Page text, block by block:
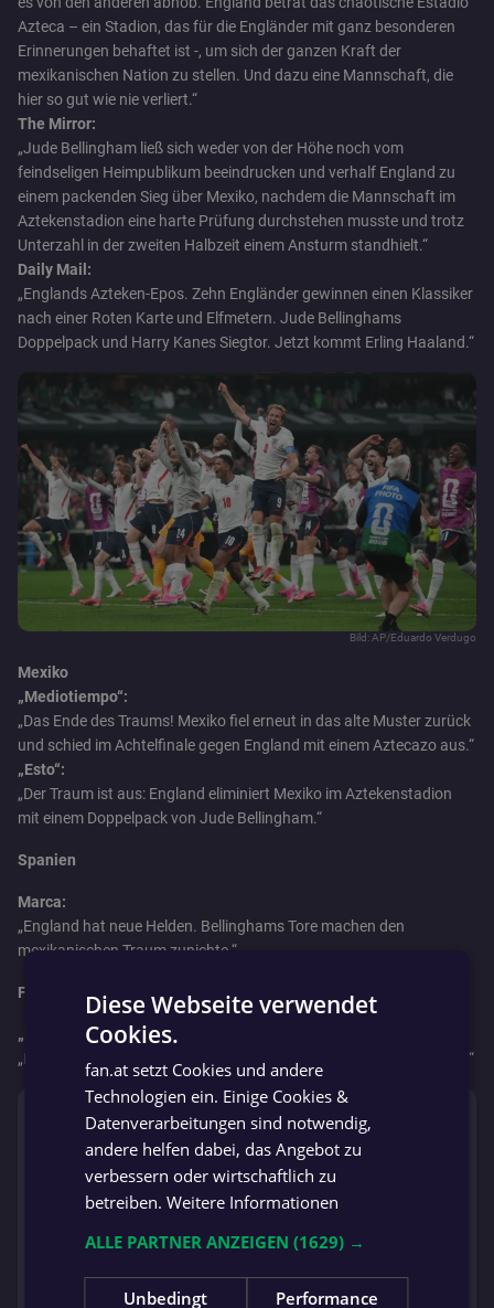
Azteca – ein Stadion, das für die Engländer mit ganz besonderen
Erinnerungen behaftet ist -, um sich der ganzen Kraft der
mexikanischen Nation zu stellen. Und dazu eine Mannschaft, die
hier so gut wie nie verliert.“
The Mirror:
„Jude Bellingham ließ sich weder von der Höhe noch vom
feindseligen Heimpublikum beeindrucken und verhalf England zu
einem packenden Sieg über Mexiko, nachdem die Mannschaft im
Aztekenstadion eine harte Prüfung durchstehen musste und trotz
Unterzahl in der zweiten Halbzeit einem Ansturm standhielt.“
Daily Mail:
„Englands Azteken-Epos. Zehn Engländer gewinnen einen Klassiker
nach einer Roten Karte und Elfmetern. Jude Bellinghams
Doppelpack und Harry Kanes Siegtor. Jetzt kommt Erling Haaland.“
Bild: AP/Eduardo Verdugo
Mexiko
„Mediotiempo“:
„Das Ende des Traums! Mexiko fiel erneut in das alte Muster zurück
und schied im Achtelfinale gegen England mit einem Aztecazo aus.“
„Esto“:
„Der Traum ist aus: England eliminiert Mexiko im Aztekenstadion
mit einem Doppelpack von Jude Bellingham.“
Spanien
Marca:
„England hat neue Helden. Bellinghams Tore machen den
mexikanischen Traum zunichte.“
Frankreich
„L‘Equipe“:
„Es war ein unglaubliches Spiel in einer unglaublichen Atmosphäre.“
⚡️ IM TREND
Steirischer Unterligist trauert um
19-Jährigen
UNGLÜCKLICH
Salzburg-Talent verletzte sich
Diese Webseite verwendet
Cookies.
fan.at setzt Cookies und andere
Technologien ein. Einige Cookies &
Datenverarbeitungen sind notwendig,
andere helfen dabei, das Angebot zu
verbessern oder wirtschaftlich zu
betreiben.Weitere Informationen
ALLE PARTNER ANZEIGEN(1629) →
Unbedingt
Performance